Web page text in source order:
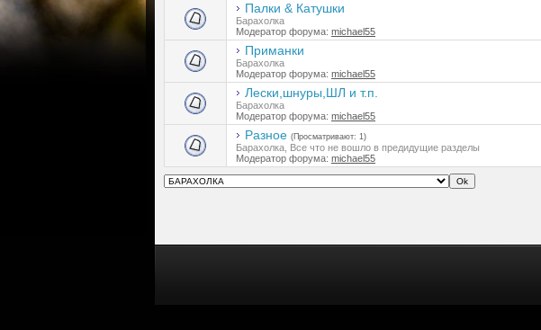
Палки & Катушки
Барахолка
Модератор форума: michael55
Приманки
Барахолка
Модератор форума: michael55
Лески,шнуры,ШЛ и т.п.
Барахолка
Модератор форума: michael55
Разное (Просматривают: 1)
Барахолка, Все что не вошло в предидущие разделы
Модератор форума: michael55